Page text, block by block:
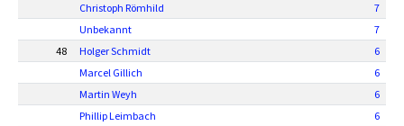
Christoph Römhild
7
Unbekannt
7
48
Holger Schmidt
6
Marcel Gillich
6
Martin Weyh
6
Phillip Leimbach
6